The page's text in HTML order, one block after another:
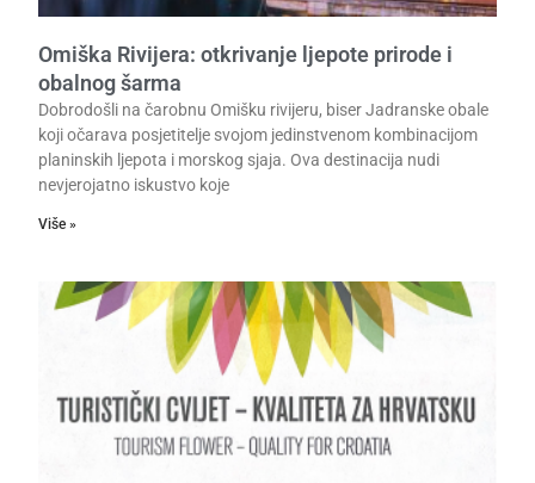
Omiška Rivijera: otkrivanje ljepote prirode i
obalnog šarma
Dobrodošli na čarobnu Omišku rivijeru, biser Jadranske obale
koji očarava posjetitelje svojom jedinstvenom kombinacijom
planinskih ljepota i morskog sjaja. Ova destinacija nudi
nevjerojatno iskustvo koje
Više »